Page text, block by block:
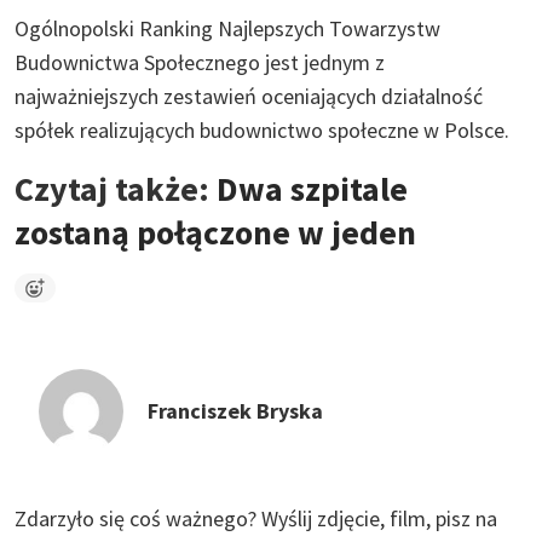
Ogólnopolski Ranking Najlepszych Towarzystw
Budownictwa Społecznego jest jednym z
najważniejszych zestawień oceniających działalność
spółek realizujących budownictwo społeczne w Polsce.
Czytaj także: Dwa szpitale
zostaną połączone w jeden
Franciszek Bryska
Zdarzyło się coś ważnego?Wyślij zdjęcie, film, pisz na